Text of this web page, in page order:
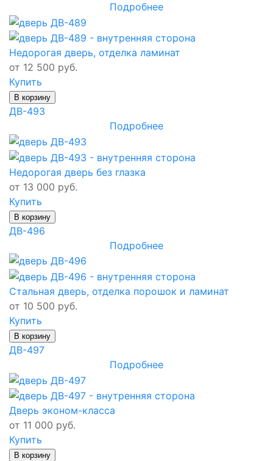
Подробнее
Недорогая дверь, отделка ламинат
от 12 500 руб.
Купить
В корзину
ДВ-493
Подробнее
Недорогая дверь без глазка
от 13 000 руб.
Купить
В корзину
ДВ-496
Подробнее
Стальная дверь, отделка порошок и ламинат
от 10 500 руб.
Купить
В корзину
ДВ-497
Подробнее
Дверь эконом-класса
от 11 000 руб.
Купить
В корзину